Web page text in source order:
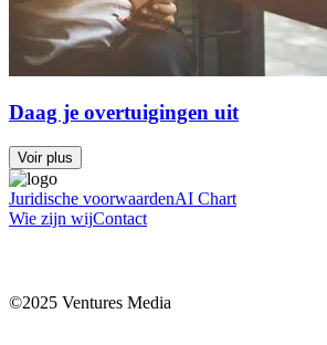
Daag je overtuigingen uit
Voir plus
Juridische voorwaardenAI Chart
Wie zijn wijContact
©2025 Ventures Media